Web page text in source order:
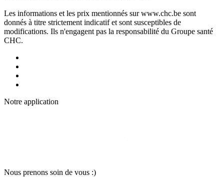
Les informations et les prix mentionnés sur www.chc.be sont
donnés à titre strictement indicatif et sont susceptibles de
modifications. Ils n'engagent pas la responsabilité du Groupe santé
CHC.
Notre application
Nous prenons soin de vous :)